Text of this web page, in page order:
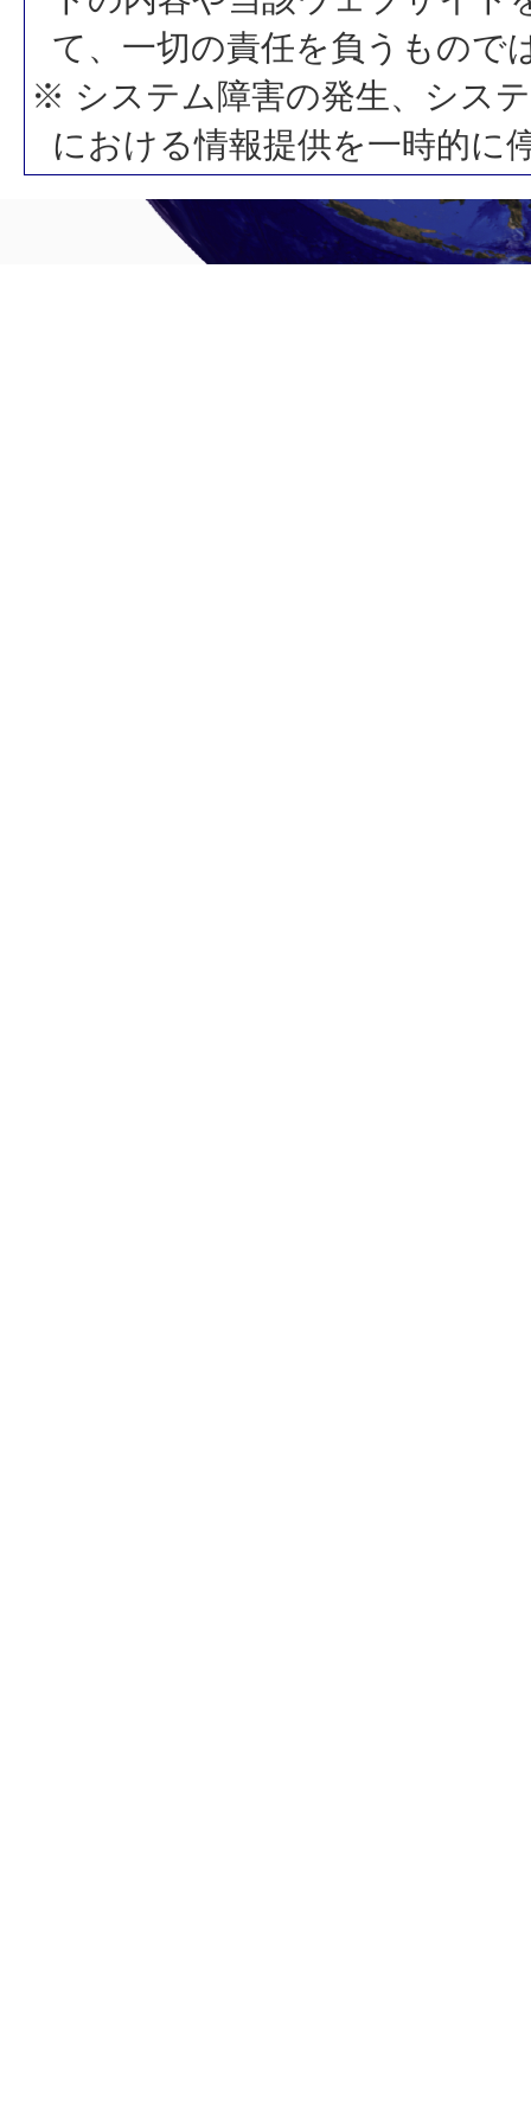
て、一切の責任を負うもので
※ システム障害の発生、シス
における情報提供を一時的に